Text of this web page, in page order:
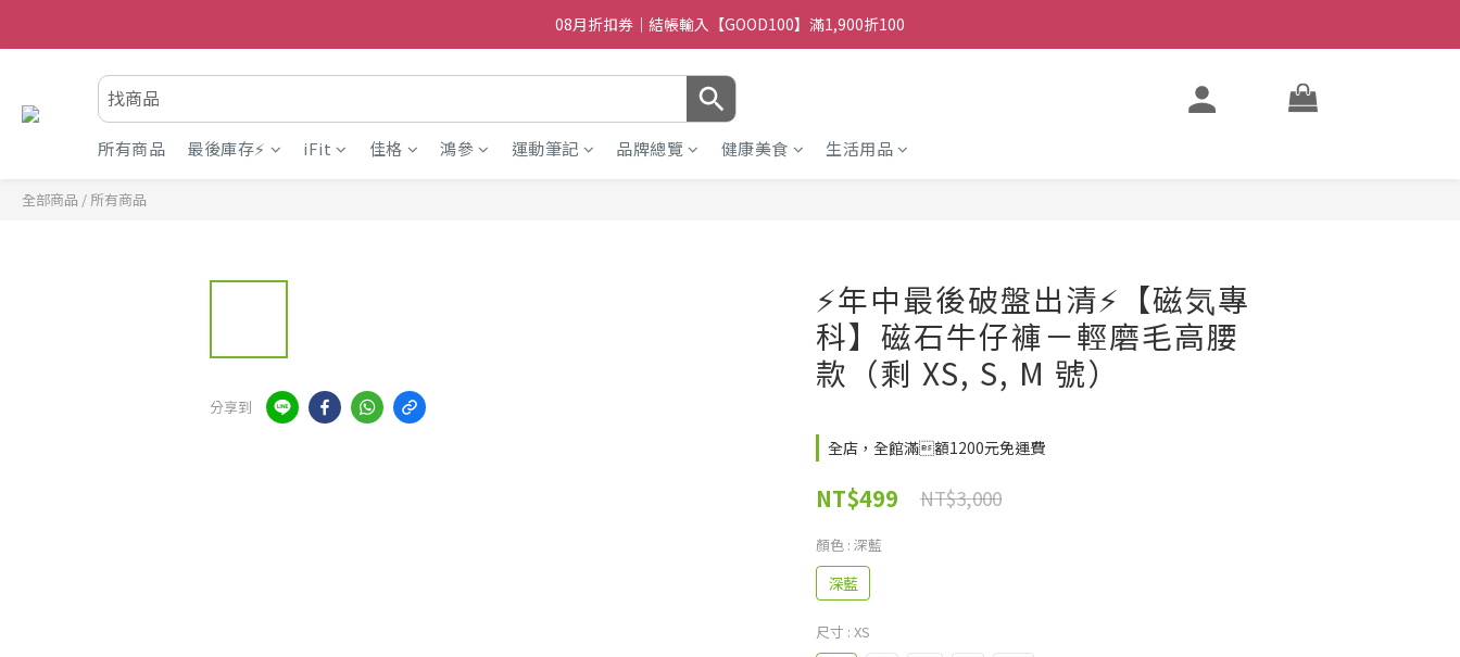
08月折扣券｜結帳輸入【GOOD100】滿1,900折100
08月折扣券｜結帳輸入【GOOD100】滿1,900折100
08月折扣券｜結帳輸入【GOOD250】滿2,500折200
08月折扣券｜結帳輸入【GOOD100】滿1,900折100
所有商品 最後庫存⚡ iFit 佳格 鴻參 運動筆記 品牌總覽 健康美食 生活用品
全部商品 / 所有商品
分享到
⚡️年中最後破盤出清⚡️【磁気專
科】磁石牛仔褲－輕磨毛高腰
款（剩 XS, S, M 號）
全店，全館滿額1200元免運費
NT$499 NT$3,000
顏色 : 深藍
深藍
尺寸 : XS